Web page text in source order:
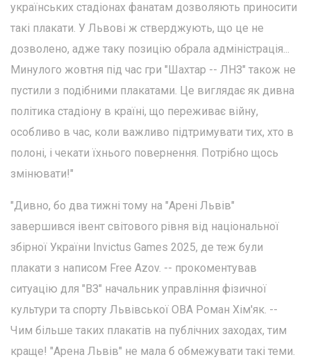
українських стадіонах фанатам дозволяють приносити
такі плакати. У Львові ж стверджують, що це не
дозволено, адже таку позицію обрала адміністрація...
Минулого жовтня під час гри "Шахтар -- ЛНЗ" також не
пустили з подібними плакатами. Це виглядає як дивна
політика стадіону в країні, що переживає війну,
особливо в час, коли важливо підтримувати тих, хто в
полоні, і чекати їхнього повернення. Потрібно щось
змінювати!"
"Дивно, бо два тижні тому на "Арені Львів"
завершився івент світового рівня від національної
збірної України Invictus Games 2025, де теж були
плакати з написом Free Azov. -- прокоментував
ситуацію для "ВЗ" начальник управління фізичної
культури та спорту Львівської ОВА Роман Хім'як. --
Чим більше таких плакатів на публічних заходах, тим
краще! "Арена Львів" не мала б обмежувати такі теми.